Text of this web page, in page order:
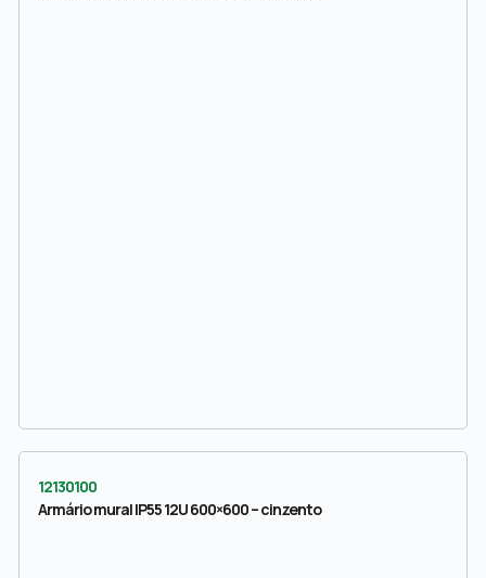
12130100
Armário mural IP55 12U 600×600 – cinzento